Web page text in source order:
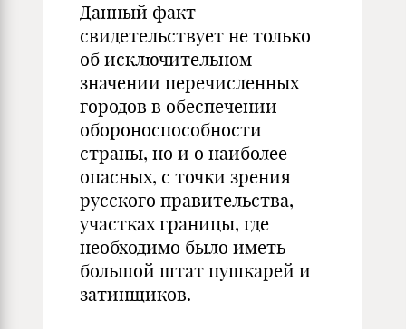
Данный факт
свидетельствует не только
об исключительном
значении перечисленных
городов в обеспечении
обороноспособности
страны, но и о наиболее
опасных, с точки зрения
русского правительства,
участках границы, где
необходимо было иметь
большой штат пушкарей и
затинщиков.